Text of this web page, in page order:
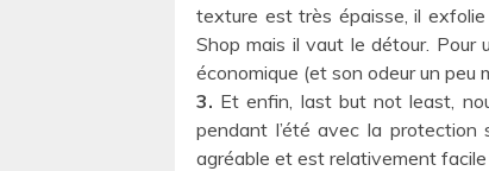
texture est très épaisse, il
Shop mais il vaut le détour. Pour
économique (et son odeur un peu
3. Et enfin, last but not least,
pendant l’été avec la protection
agréable et est relativement facile